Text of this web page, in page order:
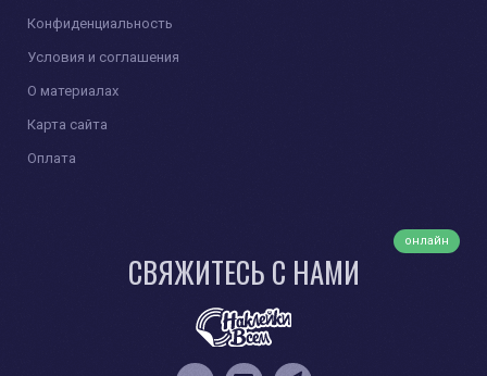
Конфиденциальность
Условия и соглашения
О материалах
Карта сайта
Оплата
онлайн
СВЯЖИТЕСЬ С НАМИ